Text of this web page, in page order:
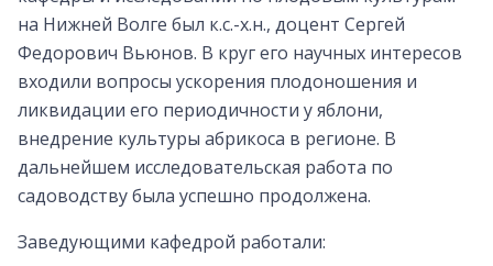
на Нижней Волге был к.с.-х.н., доцент Сергей
Федорович Вьюнов. В круг его научных интересов
входили вопросы ускорения плодоношения и
ликвидации его периодичности у яблони,
внедрение культуры абрикоса в регионе. В
дальнейшем исследовательская работа по
садоводству была успешно продолжена.
Заведующими кафедрой работали: